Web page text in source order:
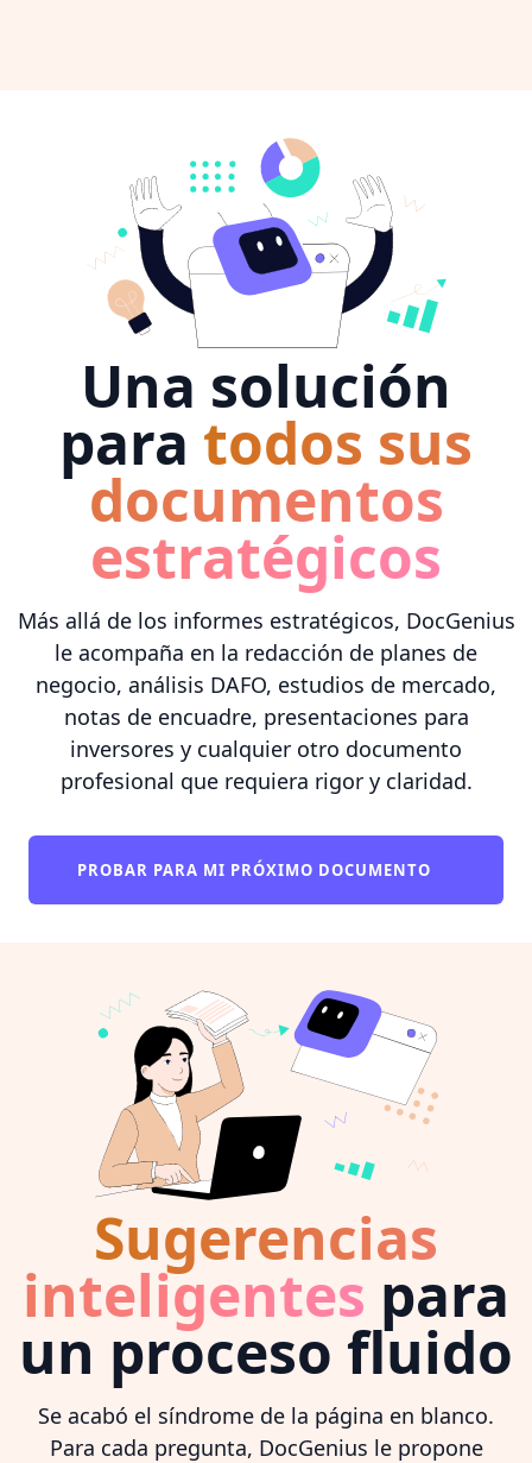
Una solución
para todos sus
documentos
estratégicos
Más allá de los informes estratégicos, DocGenius
le acompaña en la redacción de planes de
negocio, análisis DAFO, estudios de mercado,
notas de encuadre, presentaciones para
inversores y cualquier otro documento
profesional que requiera rigor y claridad.
PROBAR PARA MI PRÓXIMO DOCUMENTO
Sugerencias
inteligentes para
un proceso fluido
Se acabó el síndrome de la página en blanco.
Para cada pregunta, DocGenius le propone